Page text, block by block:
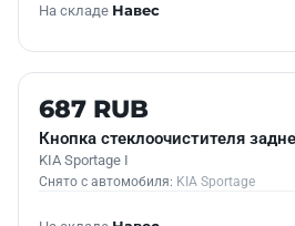
На складе Навес
Б/У В НАЛИЧИИ
687 RUB
Кнопка стеклоочистителя
KIA Sportage I
Снято с автомобиля: KIA Sportage